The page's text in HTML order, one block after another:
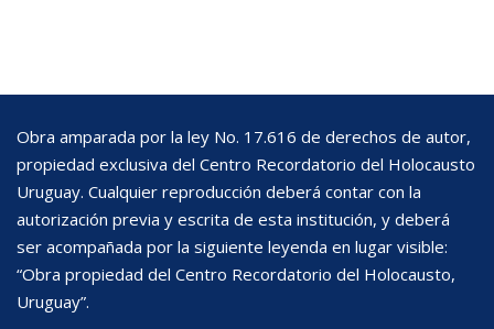
Obra amparada por la ley No. 17.616 de derechos de autor,
propiedad exclusiva del Centro Recordatorio del Holocausto
Uruguay. Cualquier reproducción deberá contar con la
autorización previa y escrita de esta institución, y deberá
ser acompañada por la siguiente leyenda en lugar visible:
“Obra propiedad del Centro Recordatorio del Holocausto,
Uruguay”.